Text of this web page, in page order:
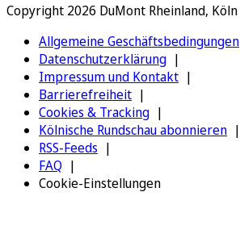
Copyright 2026 DuMont Rheinland, Köln
Allgemeine Geschäftsbedingungen
Datenschutzerklärung
Impressum und Kontakt
Barrierefreiheit
Cookies & Tracking
Kölnische Rundschau abonnieren
RSS-Feeds
FAQ
Cookie-Einstellungen